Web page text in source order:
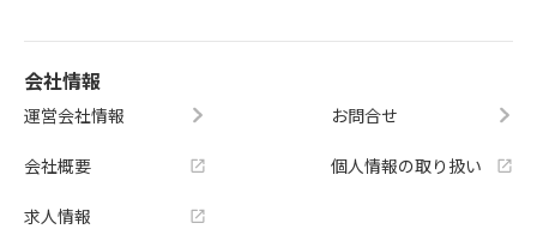
会社情報
運営会社情報
会社概要
求人情報
お問合せ
個人情報の取り扱い